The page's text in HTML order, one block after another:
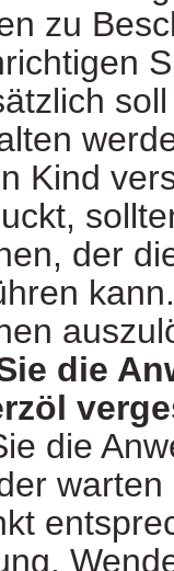
zu
Kind
der
die
die